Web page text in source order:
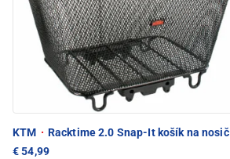
KTM · Racktime 2.0 Snap-It košík na nosič
€ 54,99